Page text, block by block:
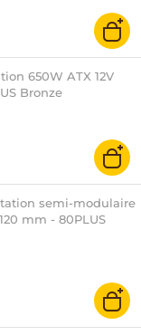
650W ATX 12V
Bronze
semi-modulaire
mm - 80PLUS